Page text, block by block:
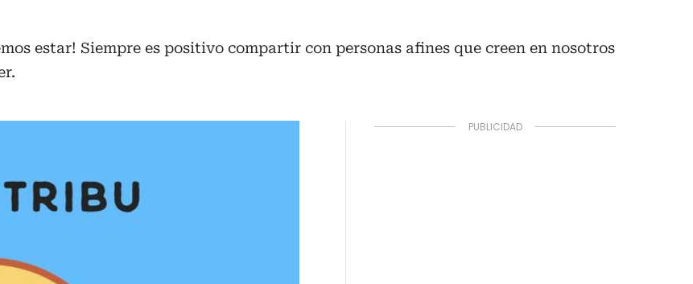
estar! Siempre es positivo compartir con personas afines que creen en nosotros